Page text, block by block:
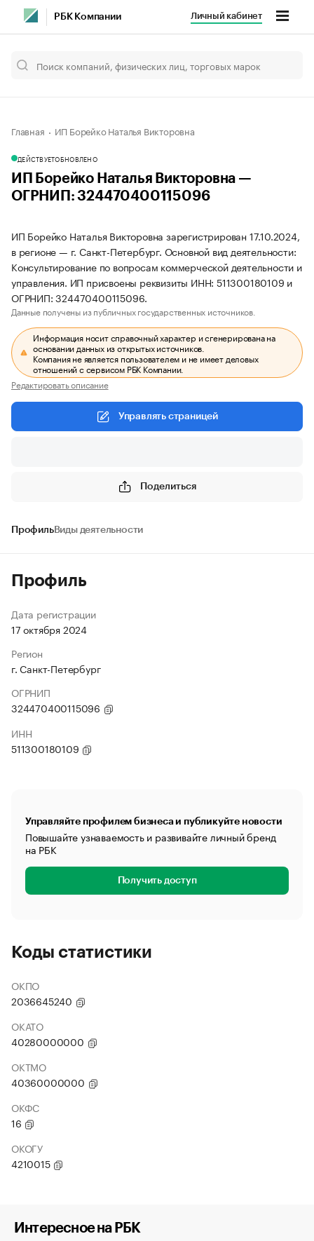
РБК Компании Личный кабинет
Главная ИП Борейко Наталья Викторовна
ДЕЙСТВУЕТОБНОВЛЕНО
ИП Борейко Наталья Викторовна —
ОГРНИП: 324470400115096
ИП Борейко Наталья Викторовна зарегистрирован 17.10.2024,
в регионе — г. Санкт-Петербург. Основной вид деятельности:
Консультирование по вопросам коммерческой деятельности и
управления. ИП присвоены реквизиты ИНН: 511300180109 и
ОГРНИП: 324470400115096.
Данные получены из публичных государственных источников.
Информация носит справочный характер и сгенерирована на
основании данных из открытых источников.
Компания не является пользователем и не имеет деловых
отношений с сервисом РБК Компании.
Редактировать описание
Управлять страницей
Поделиться
ПрофильВиды деятельности
Профиль
Дата регистрации
17 октября 2024
Регион
г. Санкт-Петербург
ОГРНИП
324470400115096
ИНН
511300180109
Управляйте профилем бизнеса и публикуйте новости
Повышайте узнаваемость и развивайте личный бренд
на РБК
Получить доступ
Коды статистики
ОКПО
2036645240
ОКАТО
40280000000
ОКТМО
40360000000
ОКФС
16
ОКОГУ
4210015
Интересное на РБК